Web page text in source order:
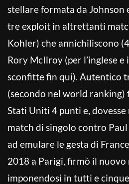
stellare formata da Johnson
tre exploit in altrettanti
Kohler) che annichiliscono
Rory McIlroy (per l’inglese
sconfitte fin qui). Autentico
(secondo nel world
Stati Uniti 4 punti e,
match di singolo contro
ad emulare le gesta di
2018 a Parigi, firmò il
imponendosi in tutti e